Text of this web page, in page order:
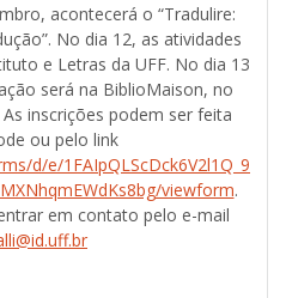
acontecerá o “Tradulire:
No dia 12, as atividades
e Letras da UFF. No dia 13
será na BiblioMaison, no
inscrições podem ser feita
ou pelo link
d/e/1FAIpQLScDck6V2l1Q_9
viewform.
em contato pelo e-mail